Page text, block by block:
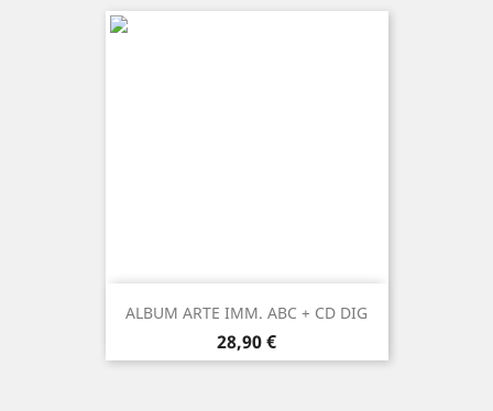
ALBUM ARTE IMM. ABC + CD DIG
Prezzo
28,90 €